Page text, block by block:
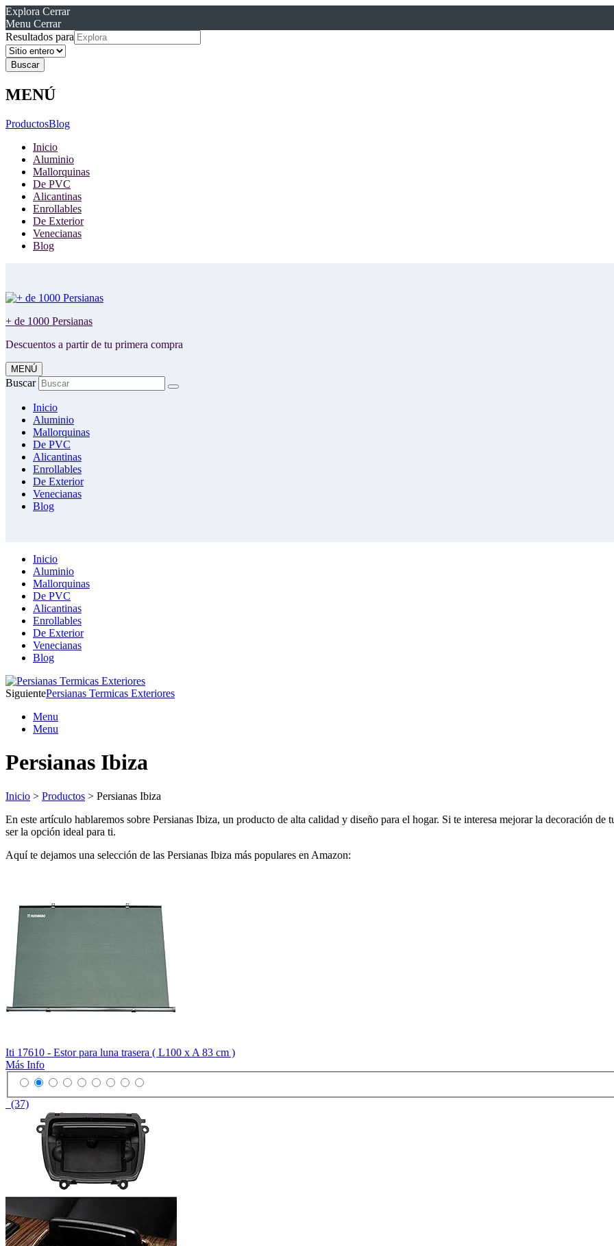
Explora Cerrar
Menu Cerrar
Resultados para
MENÚ
ProductosBlog
Inicio
Aluminio
Mallorquinas
De PVC
Alicantinas
Enrollables
De Exterior
Venecianas
Blog
+ de 1000 Persianas
Descuentos a partir de tu primera compra
MENÚ
Buscar
Inicio
Aluminio
Mallorquinas
De PVC
Alicantinas
Enrollables
De Exterior
Venecianas
Blog
Inicio
Aluminio
Mallorquinas
De PVC
Alicantinas
Enrollables
De Exterior
Venecianas
Blog
SiguientePersianas Termicas Exteriores
Menu
Menu
Persianas Ibiza
Inicio > Productos > Persianas Ibiza
En este artículo hablaremos sobre Persianas Ibiza, un producto de alta calidad y diseño para el hogar. Si te interesa mejorar la decoración de
ser la opción ideal para ti.
Aquí te dejamos una selección de las Persianas Ibiza más populares en Amazon:
Iti 17610 - Estor para luna trasera ( L100 x A 83 cm )
Más Info
(37)